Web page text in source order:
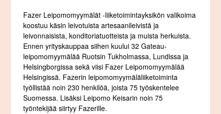
Fazer Leipomomyymälät -liiketoimintayksikön valikoima
koostuu käsin leivotuista artesaanileivistä ja
leivonnaisista, konditoriatuotteista ja muista herkuista.
Ennen yrityskauppaa siihen kuului 32 Gateau-
leipomomyymälää Ruotsin Tukholmassa, Lundissa ja
Helsingborgissa sekä viisi Fazer Leipomomyymälää
Helsingissä. Fazerin leipomomyymäläliiketoiminta
työllistää noin 230 henkilöä, joista 75 työskentelee
Suomessa. Lisäksi Leipomo Keisarin noin 75
työntekijää siirtyy Fazerille.